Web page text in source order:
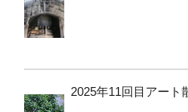
2025年11回目アート